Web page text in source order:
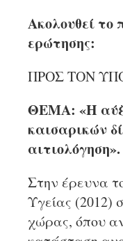
Ακολουθεί το
ερώτησης:
ΠΡΟΣ ΤΟΝ
ΘΕΜΑ: «Η
καισαρικών
αιτιολόγηση».
Στην έρευνα
Υγείας (2012)
χώρας, όπου